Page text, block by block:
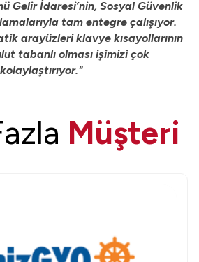
Gelir İdaresi’nin, Sosyal Güvenlik
tam entegre çalışıyor.
arayüzleri klavye kısayollarının
tabanlı olması işimizi çok
kolaylaştırıyor."
Müşteri